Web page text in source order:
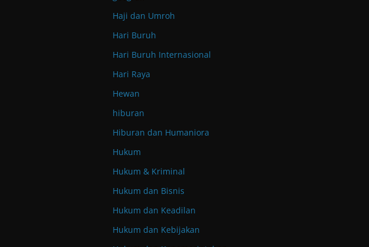
Haji dan Umroh
Hari Buruh
Hari Buruh Internasional
Hari Raya
Hewan
hiburan
Hiburan dan Humaniora
Hukum
Hukum & Kriminal
Hukum dan Bisnis
Hukum dan Keadilan
Hukum dan Kebijakan